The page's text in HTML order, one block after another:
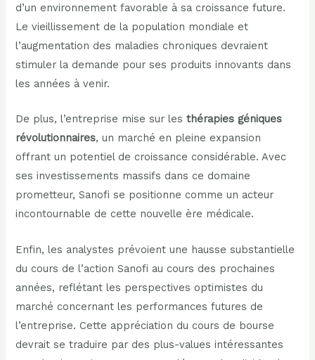
d’un environnement favorable à sa croissance future.
Le vieillissement de la population mondiale et
l’augmentation des maladies chroniques devraient
stimuler la demande pour ses produits innovants dans
les années à venir.
De plus, l’entreprise mise sur lesthérapies géniques
révolutionnaires, un marché en pleine expansion
offrant un potentiel de croissance considérable. Avec
ses investissements massifs dans ce domaine
prometteur, Sanofi se positionne comme un acteur
incontournable de cette nouvelle ère médicale.
Enfin, les analystes prévoient une hausse substantielle
du cours de l’action Sanofi au cours des prochaines
années, reflétant les perspectives optimistes du
marché concernant les performances futures de
l’entreprise. Cette appréciation du cours de bourse
devrait se traduire par des plus-values intéressantes